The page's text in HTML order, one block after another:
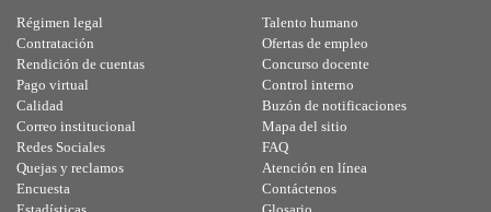
Régimen legal
Contratación
Rendición de cuentas
Pago virtual
Calidad
Talento humano
Ofertas de empleo
Concurso docente
Control interno
Buzón de notificaciones
Correo institucional
Redes Sociales
Quejas y reclamos
Encuesta
Mapa del sitio
FAQ
Atención en línea
Contáctenos